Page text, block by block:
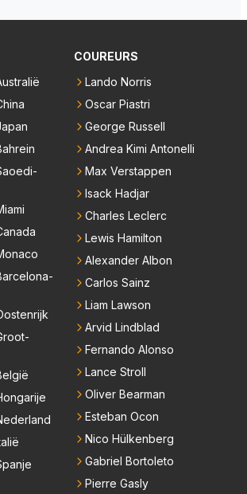
gebracht dan de F1 op dit moment.
Het ouderwetse racen waarbij de ma
zie ik Max het nog wel langer volho
moment beweerd. Dan kan hij
klasse laten zien en he
lol aan.
COUREURS
Lando Norris
Oscar Piastri
George Russell
Andrea Kimi Antonelli
Max Verstappen
Isack Hadjar
Charles Leclerc
Lewis Hamilton
Alexander Albon
Carlos Sainz
Liam Lawson
Arvid Lindblad
Fernando Alonso
Lance Stroll
Oliver Bearman
Esteban Ocon
Nico Hülkenberg
Gabriel Bortoleto
Pierre Gasly